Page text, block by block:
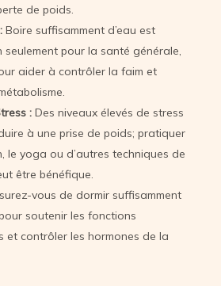
de poids.
Boire suffisamment d’eau est
seulement pour la santé générale,
aider à contrôler la faim et
: Des niveaux élevés de stress
à une prise de poids; pratiquer
le yoga ou d’autres techniques de
être bénéfique.
vous de dormir suffisamment
soutenir les fonctions
et contrôler les hormones de la